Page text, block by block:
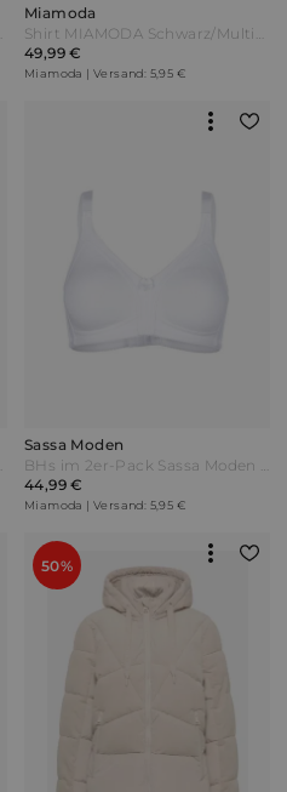
Miamoda
Shirt MIAMODA Schwarz/Multicolor
49,99 €
Miamoda | Versand: 5,95 €
Sassa Moden
BHs im 2er-Pack Sassa Moden Weiß/Nude
44,99 €
Miamoda | Versand: 5,95 €
50%